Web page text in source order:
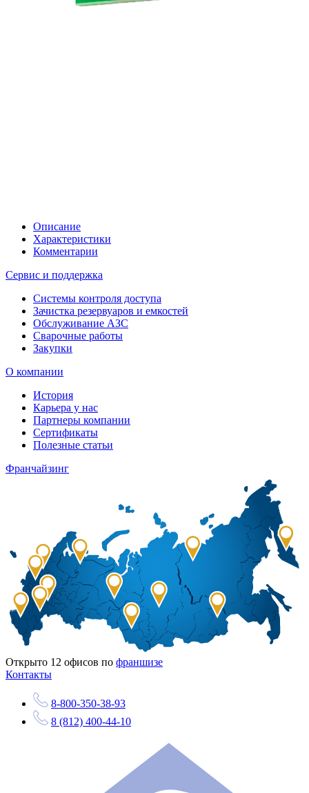
Описание
Характеристики
Комментарии
Сервис и поддержка
Системы контроля доступа
Зачистка резервуаров и емкостей
Обслуживание АЗС
Сварочные работы
Закупки
О компании
История
Карьера у нас
Партнеры компании
Сертификаты
Полезные статьи
Франчайзинг
Открыто 12 офисов по франшизе
Контакты
8-800-350-38-93
8 (812) 400-44-10